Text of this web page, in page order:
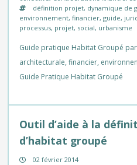
définition projet, dynamique de
environnement,financier,guide,
processus, projet, social, urbanisme
Guide pratique Habitat Groupé
architecturale, financier,
Guide Pratique Habitat Groupé
Outil d’aide à la
d’habitat groupé
02 février 2014